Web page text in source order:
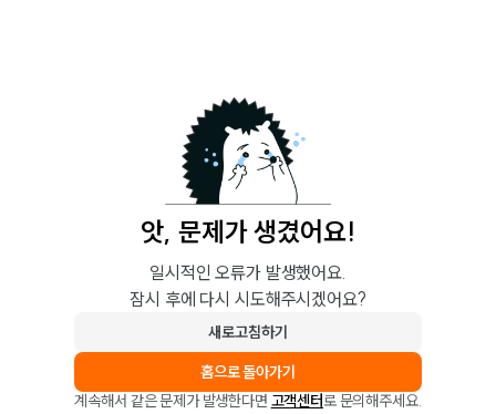
앗, 문제가 생겼어요!
일시적인 오류가 발생했어요.
잠시 후에 다시 시도해주시겠어요?
새로고침하기
홈으로 돌아가기
계속해서 같은 문제가 발생한다면 고객센터로 문의해주세요.